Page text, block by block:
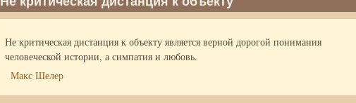
Не критическая дистанция к объекту является верной дорогой понимания
человеческой истории, а симпатия и любовь.
Макс Шелер